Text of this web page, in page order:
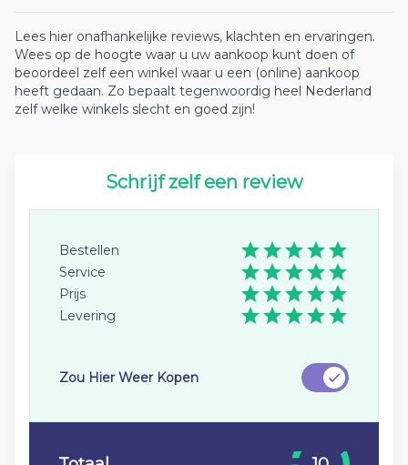
Lees hier onafhankelijke reviews, klachten en ervaringen.
Wees op de hoogte waar u uw aankoop kunt doen of
beoordeel zelf een winkel waar u een (online) aankoop
heeft gedaan. Zo bepaalt tegenwoordig heel Nederland
zelf welke winkels slecht en goed zijn!
Schrijf zelf een review
Bestellen
Service
Prijs
Levering
Zou Hier Weer Kopen